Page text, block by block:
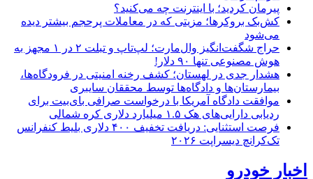
پیرمان کردید؛ با اینترنت چه می‌کنید؟
کش‌بک بروکرها؛ مزیتی که در معاملات پرحجم بیشتر دیده
می‌شود
حراج شگفت‌انگیز وال‌مارت؛ لپ‌تاپ و تبلت ۲ در ۱ مجهز به
هوش مصنوعی تنها ۹۰ دلار!
هشدار جدی در لهستان؛ کشف رخنه امنیتی در فرودگاه‌ها،
بیمارستان‌ها و دادگاه‌ها توسط محققان سایبری
موافقت دادگاه آمریکا با درخواست صرافی بای‌بیت برای
ردیابی دارایی‌های هک ۱.۵ میلیارد دلاری کره شمالی
فرصت استثنایی: دریافت تخفیف ۴۰۰ دلاری بلیط کنفرانس
تک‌کرانچ دیسراپت ۲۰۲۶
اخبار خودرو